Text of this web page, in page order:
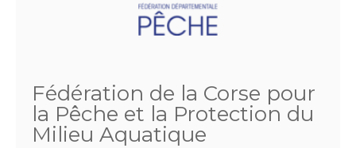
Fédération de la Corse pour
la Pêche et la Protection du
Milieu Aquatique